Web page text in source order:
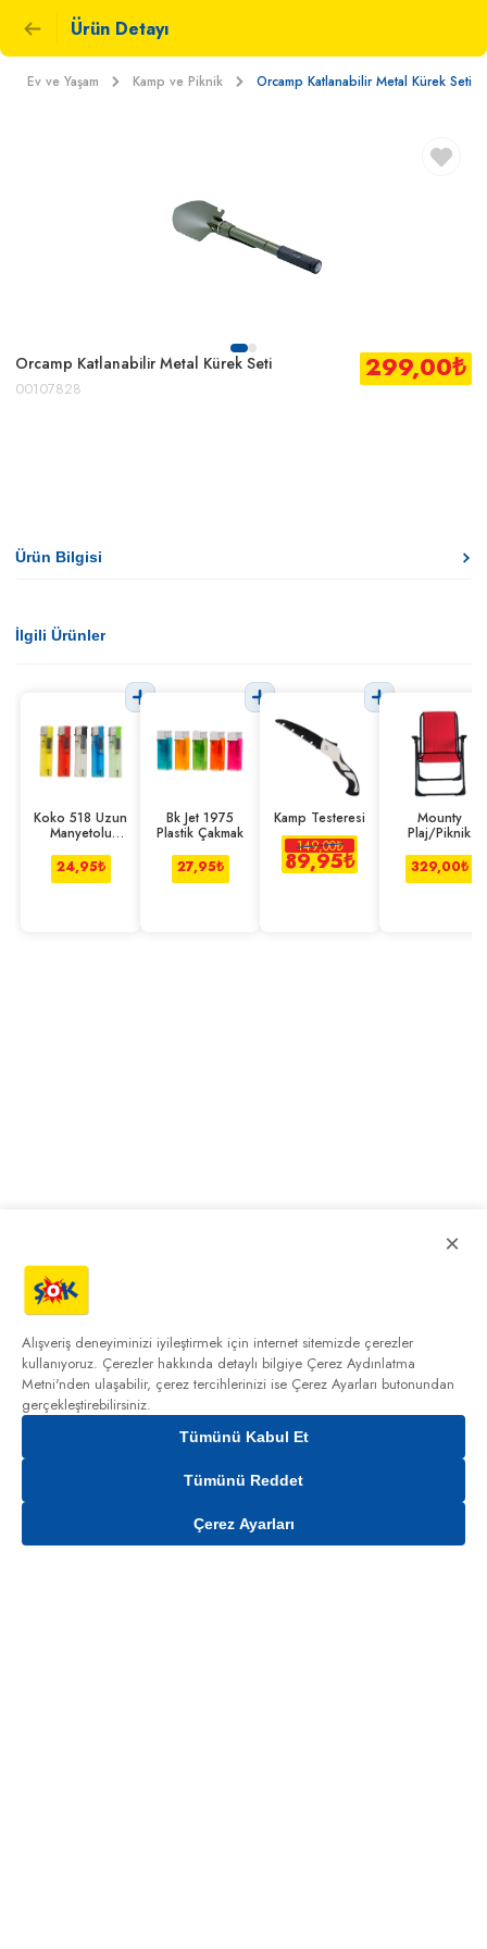
Ürün Detayı
Ev ve Yaşam Kamp ve Piknik Orcamp Katlanabilir Metal Kürek Seti
Orcamp Katlanabilir Metal Kürek Seti
00107828
299,00₺
Gelince Haber Ver
Ürün Bilgisi
İlgili Ürünler
Koko 518 Uzun
Manyetolu
24,95₺
Bk Jet 1975
Plastik Çakmak
27,95₺
Kamp Testeresi
149,00₺
89,95₺
Mounty
Plaj/Piknik
329,00₺
×
Alışveriş deneyiminizi iyileştirmek için internet sitemizde çerezler
kullanıyoruz. Çerezler hakkında detaylı bilgiye Çerez Aydınlatma
Metni'nden ulaşabilir, çerez tercihlerinizi ise Çerez Ayarları butonundan
gerçekleştirebilirsiniz.
Tümünü Kabul Et
Tümünü Reddet
Çerez Ayarları